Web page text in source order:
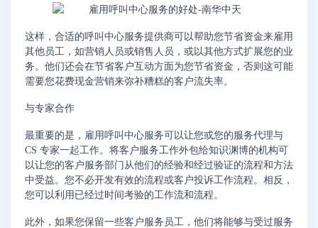
这样，合适的呼叫中心服务提供商可以帮助您节省资金来雇用
其他员工，如营销人员或销售人员，或以其他方式扩展您的业
务。他们还会在节省客户互动方面为您节省资金，否则这可能
需要您花费现金营销来弥补糟糕的客户流失率。
与专家合作
最重要的是，雇用呼叫中心服务可以让您或您的服务代理与
CS 专家一起工作。将客户服务工作外包给知识渊博的机构可
以让您的客户服务部门从他们的经验和经过验证的流程和方法
中受益。您不必开发有效的流程或客户投诉工作流程。相反，
您可以利用已经过时间考验的工作流和流程。
此外，如果您保留一些客户服务员工，他们将能够与受过服务